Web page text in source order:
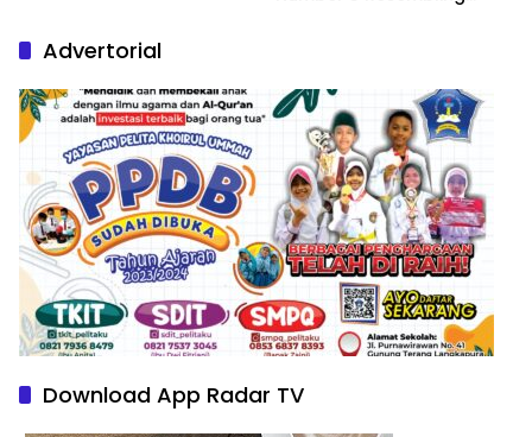
Advertorial
Download App Radar TV